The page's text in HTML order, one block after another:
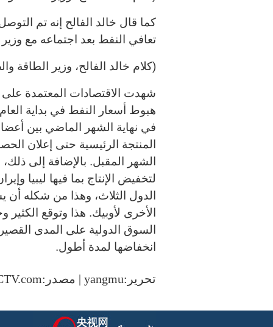
كما قال خالد الفالح إنه تم
تعافي النفط بعد اجتماعه مع
(كلام خالد الفالح، وزير الطاقة
شهدت الاقتصادات المعتمدة
هبوط أسعار النفط في بداية
في نهاية الشهر الماضي بين
المنتجة الرئيسية حتى إعلان
لتخفيض الإنتاج بما فيها ليبيا
الدول الثلاث، وهذا من شكله
الأخرى لأوبيك. هذا وتوقع
السوق الدولية على المدى
انخفاضها لمدة أطول.
تحرير:yangmu | مصدر:CCTV.com